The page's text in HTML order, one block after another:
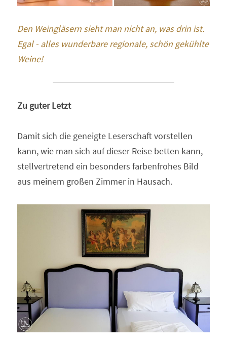
Den Weingläsern sieht man nicht an, was drin ist.
Egal - alles wunderbare regionale, schön gekühlte
Weine!
Zu guter Letzt
Damit sich die geneigte Leserschaft vorstellen
kann, wie man sich auf dieser Reise betten kann,
stellvertretend ein besonders farbenfrohes Bild
aus meinem großen Zimmer in Hausach.